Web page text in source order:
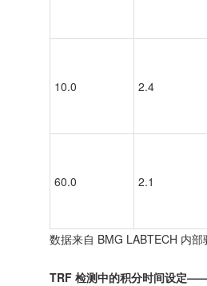
10.0 2.4
60.0 2.1
数据来自 BMG LABTECH 内部
TRF 检测中的积分时间设定